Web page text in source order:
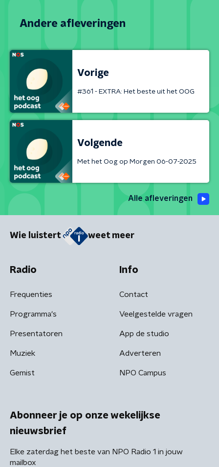
Andere afleveringen
Vorige
#361 - EXTRA: Het beste uit het OOG
Volgende
Met het Oog op Morgen 06-07-2025
Alle afleveringen
Wie luistert weet meer
Radio
Frequenties
Programma's
Presentatoren
Muziek
Gemist
Info
Contact
Veelgestelde vragen
App de studio
Adverteren
NPO Campus
Abonneer je op onze wekelijkse
nieuwsbrief
Elke zaterdag het beste van NPO Radio 1 in jouw
mailbox